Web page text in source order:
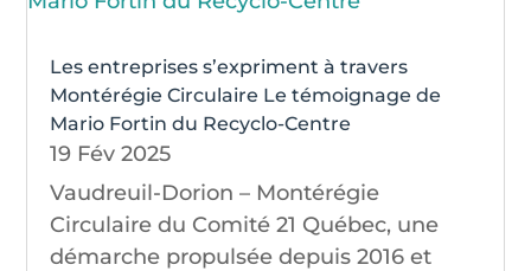
Les entreprises s’expriment à travers
Montérégie Circulaire Le témoignage de
Mario Fortin du Recyclo-Centre
19 Fév 2025
Vaudreuil-Dorion – Montérégie
Circulaire du Comité 21 Québec, une
démarche propulsée depuis 2016 et